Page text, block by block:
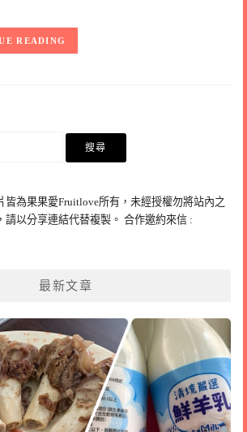
READING
皆為果果愛Fruitlove所有，未經授權勿將站內之
請以分享連結代替複製。 合作邀約來信 :
最新文章